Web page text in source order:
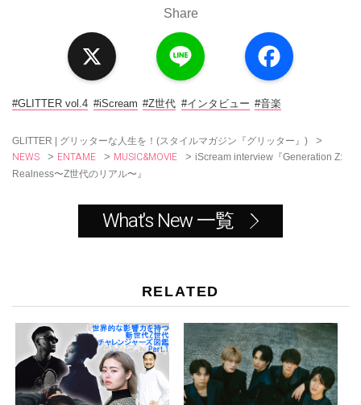
Share
a
c
#GLITTER vol.4 #iScream #Z世代 #インタビュー #音楽
GLITTER | グリッターな人生を！(スタイルマガジン『グリッター』) >
NEWS > ENTAME > MUSIC&MOVIE > iScream interview『Generation Z:
Realness〜Z世代のリアル〜』
What's New 一覧
RELATED